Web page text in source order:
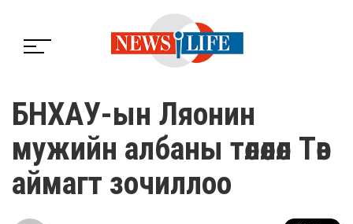
БНХАУ-ын Ляонин
мужийн албаны төлөөлөл Төв
аймагт зочиллоо